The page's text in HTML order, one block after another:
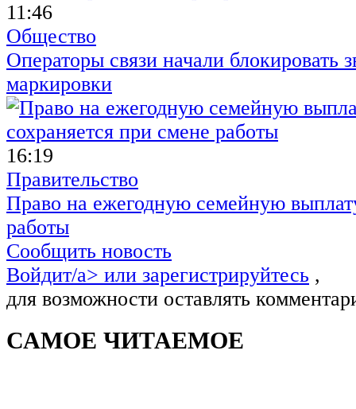
11:46
Общество
Операторы связи начали блокировать
маркировки
16:19
Правительство
Право на ежегодную семейную
работы
Сообщить новость
Войдит/a> или зарегистрируйтесь ,
для возможности оставлять
САМОЕ ЧИТАЕМОЕ